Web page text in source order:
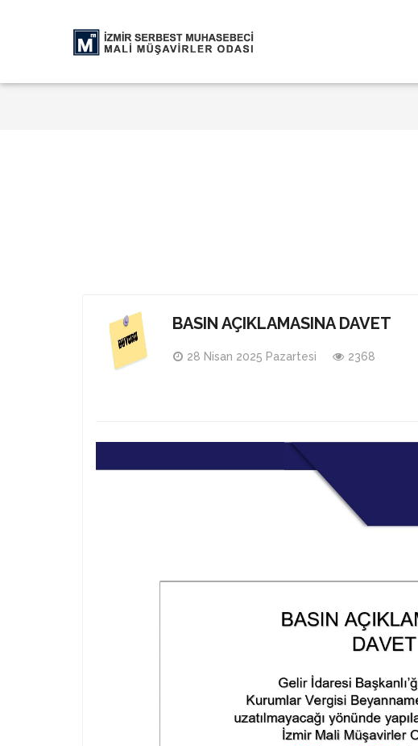
BASIN AÇIKLAMASINA DAVET
28 Nisan 2025 Pazartesi 2368